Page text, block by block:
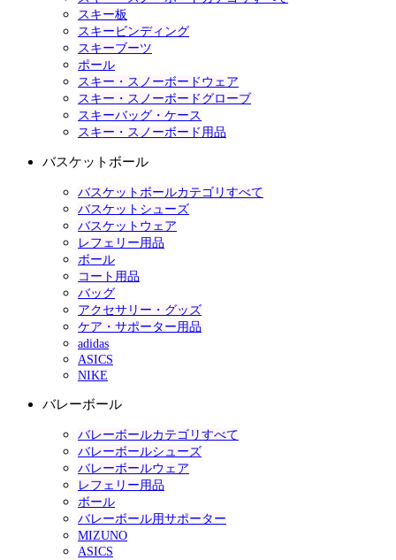
スキー板
スキービンディング
スキーブーツ
ポール
スキー・スノーボードウェア
スキー・スノーボードグローブ
スキーバッグ・ケース
スキー・スノーボード用品
バスケットボール
バスケットボールカテゴリすべて
バスケットシューズ
バスケットウェア
レフェリー用品
ボール
コート用品
バッグ
アクセサリー・グッズ
ケア・サポーター用品
adidas
ASICS
NIKE
バレーボール
バレーボールカテゴリすべて
バレーボールシューズ
バレーボールウェア
レフェリー用品
ボール
バレーボール用サポーター
MIZUNO
ASICS